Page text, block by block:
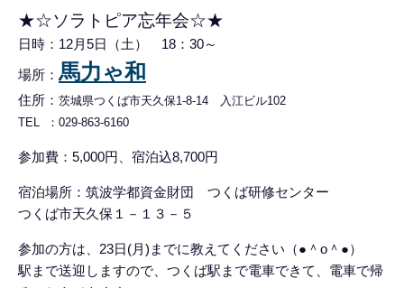
★☆ソラトピア忘年会☆★
日時：12月5日（土） 18：30～
場所： 馬力ゃ和
住所： 茨城県つくば市天久保1-8-14 入江ビル102
TEL ： 029-863-6160
参加費：5,000円、宿泊込8,700円
宿泊場所：筑波学都資金財団 つくば研修センター
つくば市天久保１－１３－５
参加の方は、23日(月)までに教えてください（●＾o＾●）
駅まで送迎しますので、つくば駅まで電車できて、電車で帰